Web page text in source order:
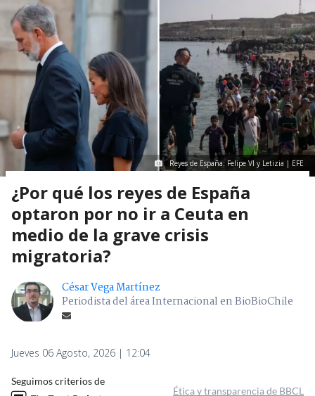
Reyes de España: Felipe VI y Letizia | EFE
¿Por qué los reyes de España
optaron por no ir a Ceuta en
medio de la grave crisis
migratoria?
César Vega Martínez
Periodista del área Internacional en BioBioChile
Jueves 06 Agosto, 2026 | 12:04
Seguimos criterios de
Ética y transparencia de BBCL